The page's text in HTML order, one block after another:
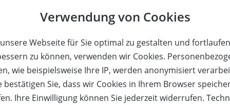
Verwendung von Cookies
Webseite für Sie optimal zu gestalten und
zu können, verwenden wir Cookies.
wie beispielsweise Ihre IP, werden anonymisiert
bestätigen Sie, dass wir Cookies in Ihrem Browser
Ihre Einwilligung können Sie jederzeit widerrufen.
90 Minuten Parkour & Trampolin
JETZT
€
Preis:
36,- €
Verfügbar:
25
Versand:
0,- €